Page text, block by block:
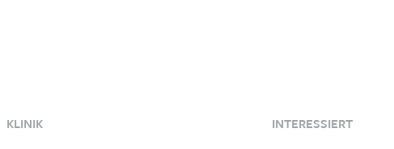
KLINIK INTERESSIERT